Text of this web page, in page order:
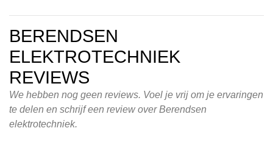
BERENDSEN
ELEKTROTECHNIEK
REVIEWS
We hebben nog geen reviews. Voel je vrij om je ervaringen
te delen en schrijf een review over Berendsen
elektrotechniek.